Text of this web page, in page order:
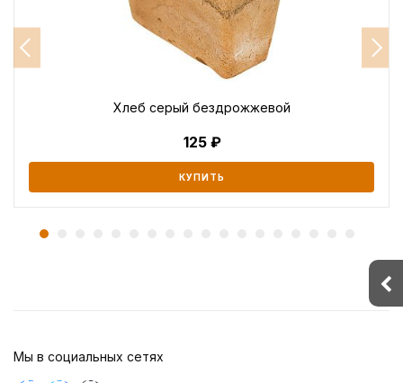
Хлеб серый бездрожжевой
125
КУПИТЬ
Мы в социальных сетях